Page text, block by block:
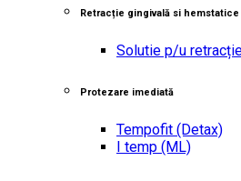
Retracție gingivală si hemstatice
Solutie p/u
Protezare imediată
Tempofit (Detax)
I temp (ML)